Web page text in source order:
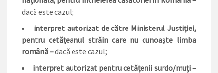
dacă este cazul;
interpret autorizat de către Ministerul Justiţiei,
pentru cetăţeanul străin care nu cunoaşte limba
română –dacă este cazul;
interpret autorizat pentru cetăţenii surdo/muţi –